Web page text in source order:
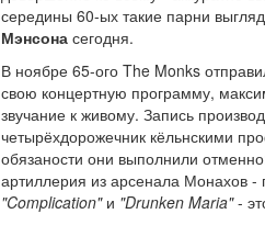
середины 60-ых такие парни
Мэнсона сегодня.
В ноябре 65-ого The Monks
свою концертную программу,
звучание к живому. Запись
четырёхдорожечник кёльнскими
обязаности они выполнили
артиллерия из арсенала Монахов -
"Complication"и "Drunken Maria"-